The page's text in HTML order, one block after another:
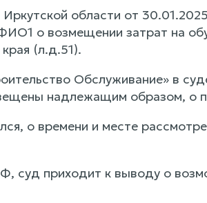
области от
о возмещении затрат на
(л.д.51).
Обслуживание» в
надлежащим образом, о
о времени и месте
суд приходит к выводу о